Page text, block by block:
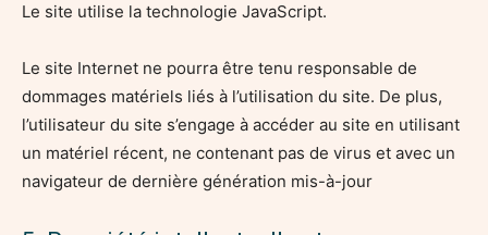
Le site utilise la technologie JavaScript.
Le site Internet ne pourra être tenu responsable de
dommages matériels liés à l’utilisation du site. De plus,
l’utilisateur du site s’engage à accéder au site en utilisant
un matériel récent, ne contenant pas de virus et avec un
navigateur de dernière génération mis-à-jour